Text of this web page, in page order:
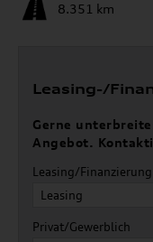
8.351 km
Leasing-/
Gerne
Angebot.
Leasing/Finanzierung
Privat/Gewerblich